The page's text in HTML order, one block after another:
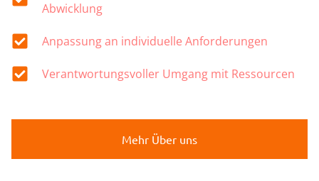
Abwicklung
Anpassung an individuelle Anforderungen
Verantwortungsvoller Umgang mit Ressourcen
Mehr Über uns